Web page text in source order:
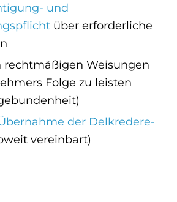
und
über erforderliche
rechtmäßigen Weisungen
Folge zu leisten
der Delkredere-
vereinbart)